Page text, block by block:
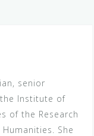
senior
Institute of
of the Research
She